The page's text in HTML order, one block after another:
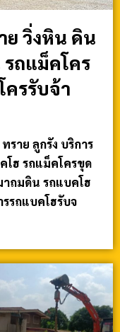
ย วิ่งหิน ดิน
ถแม็คโคร
ครรับจ้า
ราย ลูกรัง บริการ
โฮ รถแม็คโครขุด
าถมดิน รถแบคโฮ
รถแบคโฮรับจ